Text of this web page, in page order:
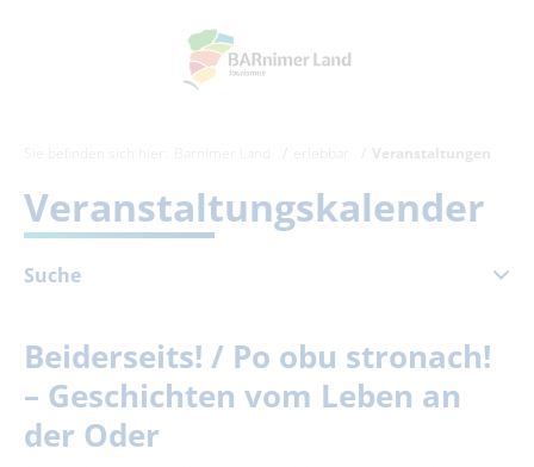
Veranstaltungen
Veranstaltungskalender
Suche
August 2026
Mo Di Mi Do Fr Sa So
1
3
4
Beiderseits! / Po obu stronach!
– Geschichten vom Leben an
der Oder